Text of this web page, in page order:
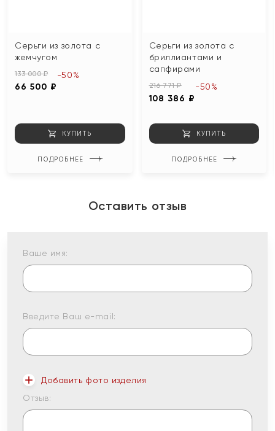
Серьги из золота с
жемчугом
133 000 ₽
66 500 ₽
-50%
КУПИТЬ
ПОДРОБНЕЕ
Серьги из золота с
бриллиантами и
сапфирами
216 771 ₽
108 386 ₽
-50%
КУПИТЬ
ПОДРОБНЕЕ
Оставить отзыв
Ваше имя:
Введите Ваш e-mail:
Добавить фото изделия
Отзыв: